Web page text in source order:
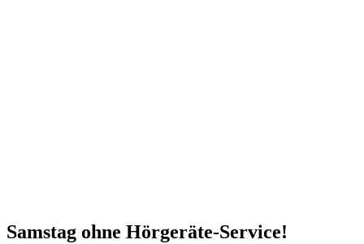
Samstag ohne Hörgeräte-Service!